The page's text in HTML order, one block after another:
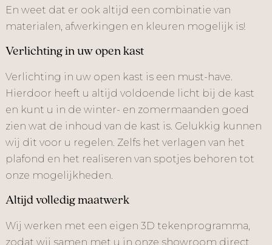
En weet dat er ook altijd een combinatie van
materialen, afwerkingen en kleuren mogelijk is!
Verlichting in uw open kast
Verlichting in uw open kast is een must-have.
Hierdoor heeft u altijd voldoende licht bij de kast
en kunt u in de winter- en zomermaanden goed
zien wat de inhoud van de kast is. Gelukkig kunnen
wij dit voor u regelen. Zelfs het verlagen van het
plafond en het realiseren van spotjes behoren tot
onze mogelijkheden.
Altijd volledig maatwerk
Wij werken met een eigen 3D tekenprogramma,
zodat wij samen met u in onze showroom direct